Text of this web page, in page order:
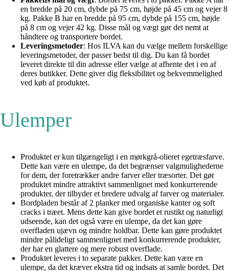
en bredde på 20 cm, dybde på 75 cm, højde på 45 cm og vejer 8
kg. Pakke B har en bredde på 95 cm, dybde på 155 cm, højde
på 8 cm og vejer 42 kg. Disse mål og vægt gør det nemt at
håndtere og transportere bordet.
Leveringsmetoder: Hos ILVA kan du vælge mellem forskellige
leveringsmetoder, der passer bedst til dig. Du kan få bordet
leveret direkte til din adresse eller vælge at afhente det i en af
deres butikker. Dette giver dig fleksibilitet og bekvemmelighed
ved køb af produktet.
Ulemper
Produktet er kun tilgængeligt i en mørkgrå-olieret egetræsfarve.
Dette kan være en ulempe, da det begrænser valgmulighederne
for dem, der foretrækker andre farver eller træsorter. Det gør
produktet mindre attraktivt sammenlignet med konkurrerende
produkter, der tilbyder et bredere udvalg af farver og materialer.
Bordpladen består af 2 planker med organiske kanter og soft
cracks i træet. Mens dette kan give bordet et rustikt og naturligt
udseende, kan det også være en ulempe, da det kan gøre
overfladen ujævn og mindre holdbar. Dette kan gøre produktet
mindre pålideligt sammenlignet med konkurrerende produkter,
der har en glattere og mere robust overflade.
Produktet leveres i to separate pakker. Dette kan være en
ulempe, da det kræver ekstra tid og indsats at samle bordet. Det